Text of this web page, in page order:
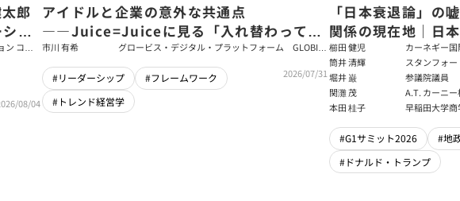
郎
ョ
コー
ント
08/04
アイドルと企業の意外な共通点
――Juice=Juiceに見る「入れ替わっても
強いチーム」をつくるパス・ゴール理論
市川 有希
グロービス・デジタル・プラットフォーム GLOBIS
#リーダーシップ
#フレームワーク
#トレンド経営学
2026/07/31
「日本衰退論」の
関係の現在地｜日
戦略【櫛田健児×
輝】
櫛田 健児
カーネギー
ラムディレ
筒井 清輝
スタンフォ
大学アジア
フェロー
堀井 巌
参議院議員
関灘 茂
A.T. カーニ
本法人会長
本田 桂子 早稲田大学
#G1サミット2026
#地
#ドナルド・トランプ